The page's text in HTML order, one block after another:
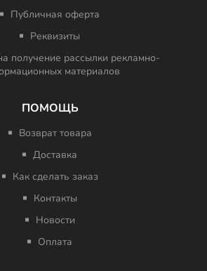
Публичная оферта
Реквизиты
получение рассылки рекламно-
материалов
ПОМОЩЬ
Возврат товара
Доставка
Как сделать заказ
Контакты
Новости
Оплата